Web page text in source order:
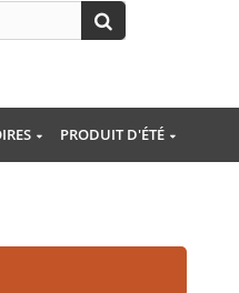
PRODUIT D'ÉTÉ